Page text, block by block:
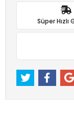
Süper Hızlı